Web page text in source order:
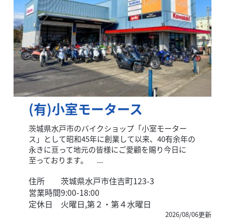
(有)小室モータース
茨城県水戸市のバイクショップ「小室モーター
ス」として昭和45年に創業して以来、40有余年の
永きに亘って地元の皆様にご愛顧を賜り今日に
至っております。 ...
住所
茨城県水戸市住吉町123-3
営業時間9:00-18:00
定休日
火曜日,第２・第４水曜日
2026/08/06更新